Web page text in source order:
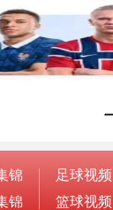
锦
锦
足球视频
篮球视频